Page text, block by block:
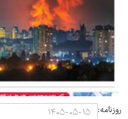
روزنامه: